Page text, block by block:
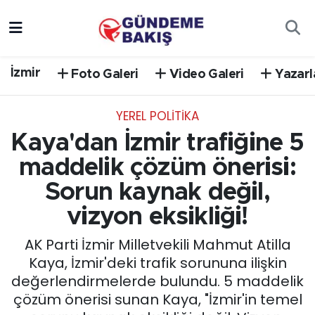
İzmir Foto Galeri Video Galeri
YEREL POLİTİKA
Kaya'dan İzmir trafiğine 5
maddelik çözüm önerisi:
Sorun kaynak değil,
vizyon eksikliği!
AK Parti İzmir Milletvekili Mahmut Atilla
Kaya, İzmir'deki trafik sorununa ilişkin
değerlendirmelerde bulundu. 5 maddelik
çözüm önerisi sunan Kaya, "İzmir'in temel
EGE
EĞİTİM
EKONOMİ
English News
GÜNCEL
Trafik Durumu
Süper Lig Puan Durumu ve Fikstür
Tüm Manşetler
Son Dakika Haberleri
Haber Arşivi